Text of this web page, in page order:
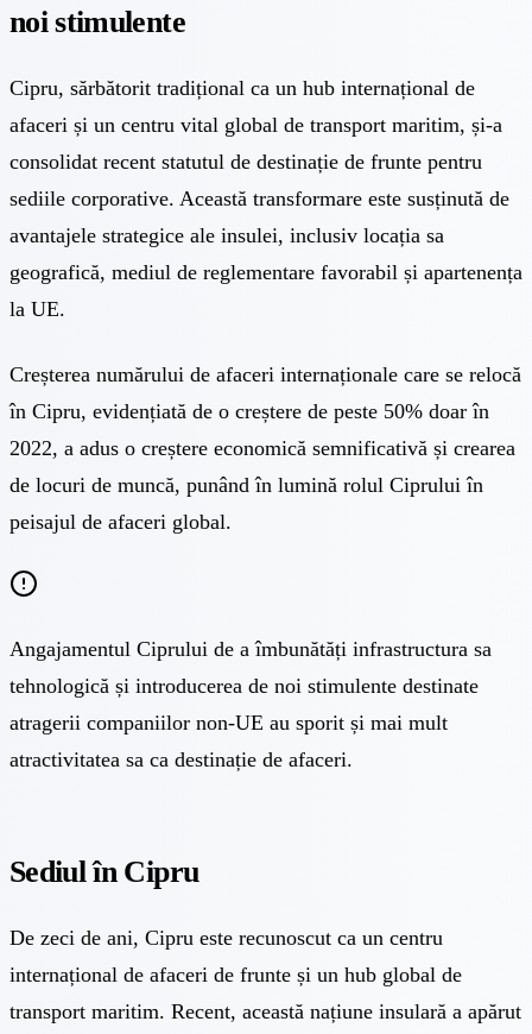
noi stimulente
Cipru, sărbătorit tradițional ca un hub internațional de
afaceri și un centru vital global de transport maritim, și-a
consolidat recent statutul de destinație de frunte pentru
sediile corporative. Această transformare este susținută de
avantajele strategice ale insulei, inclusiv locația sa
geografică, mediul de reglementare favorabil și apartenența
la UE.
Creșterea numărului de afaceri internaționale care se relocă
în Cipru, evidențiată de o creștere de peste 50% doar în
2022, a adus o creștere economică semnificativă și crearea
de locuri de muncă, punând în lumină rolul Ciprului în
peisajul de afaceri global.
Angajamentul Ciprului de a îmbunătăți infrastructura sa
tehnologică și introducerea de noi stimulente destinate
atragerii companiilor non-UE au sporit și mai mult
atractivitatea sa ca destinație de afaceri.
Sediul în Cipru
De zeci de ani, Cipru este recunoscut ca un centru
internațional de afaceri de frunte și un hub global de
transport maritim. Recent, această națiune insulară a apărut